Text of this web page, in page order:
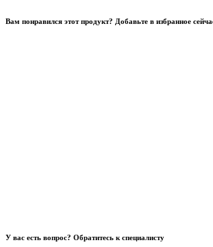
Вам понравился этот продукт? Добавьте в избранное
У вас есть вопрос? Обратитесь к специалисту